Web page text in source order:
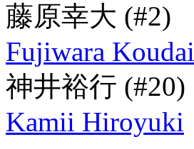
藤原幸大 (#2)
Fujiwara Koudai
神井裕行 (#20)
Kamii Hiroyuki